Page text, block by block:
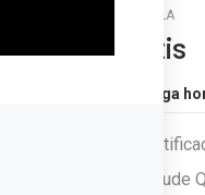
MATRÍCULA
Grátis
Carga
Estude